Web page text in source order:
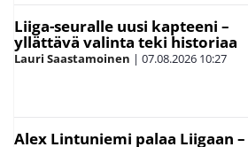
Liiga-seuralle uusi kapteeni –
yllättävä valinta teki historiaa
Lauri Saastamoinen | 07.08.2026 10:27
Alex Lintuniemi palaa Liigaan –